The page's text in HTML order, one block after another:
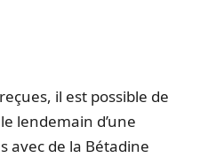
il est possible de
lendemain d’une
avec de la Bétadine